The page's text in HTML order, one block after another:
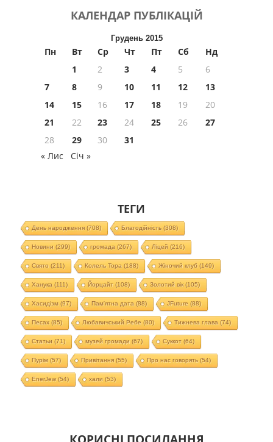
КАЛЕНДАР ПУБЛІКАЦІЙ
Грудень 2015
Пн Вт Ср Чт Пт Сб
Нд
1
2 3 4 5
6
7
8 9 10 11 12
13
14
15 16 17 18 19
20
21
22 23 24 25 26
27
28
29 30
31
« Лис
Січ »
ТЕГИ
День народження(708) Благодійність (308)
Новини (299) громада (267) Ліцей (216)
Свято (211) Колель Тора (188) Жіночий клуб (149)
Ханука (111) Йорцайт (108) Золотий вік(105)
Хасидізм (97) Пам'ятна дата (88) JFuture (88)
Песах(85) Любавичський Ребе (80) Тижнева глава (74)
Статьи (71) музей громади (67) Суккот (64)
Пурім (57) Привітання(55) Про нас говорять (54)
EnerJew(54) хали (53)